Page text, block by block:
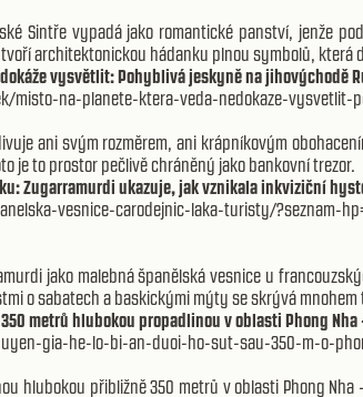
Sintře vypadá jako romantické panství, jenže
architektonickou hádanku plnou symbolů, která
vysvětlit: Pohyblivá jeskyně na jihovýchodě
na-planete-ktera-veda-nedokaze-vysvetlit-
ani svým rozměrem, ani krápníkovým
je to prostor pečlivě chráněný jako bankovní trezor.
Zugarramurdi ukazuje, jak vznikala inkviziční
vesnice-carodejnic-laka-turisty/?seznam-
jako malebná španělská vesnice u
o sabatech a baskickými mýty se skrývá
metrů hlubokou propadlinou v oblasti Phong Nha
gia-he-lo-bi-an-duoi-ho-sut-sau-350-m-o-
hlubokou přibližně 350 metrů v oblasti Phong